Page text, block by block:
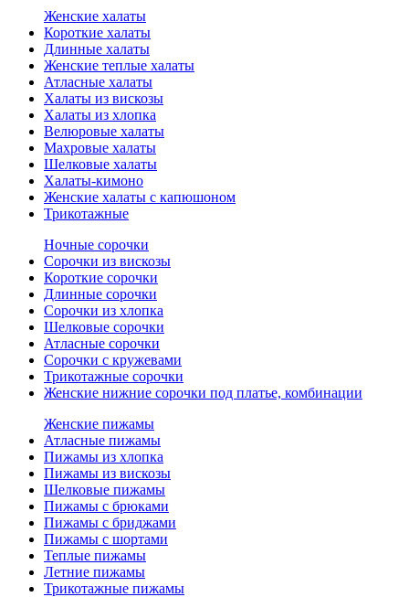
Женские халаты
Короткие халаты
Длинные халаты
Женские теплые халаты
Атласные халаты
Халаты из вискозы
Халаты из хлопка
Велюровые халаты
Махровые халаты
Шелковые халаты
Халаты-кимоно
Женские халаты с капюшоном
Трикотажные
Ночные сорочки
Сорочки из вискозы
Короткие сорочки
Длинные сорочки
Сорочки из хлопка
Шелковые сорочки
Атласные сорочки
Сорочки с кружевами
Трикотажные сорочки
Женские нижние сорочки под платье, комбинации
Женские пижамы
Атласные пижамы
Пижамы из хлопка
Пижамы из вискозы
Шелковые пижамы
Пижамы с брюками
Пижамы с бриджами
Пижамы с шортами
Теплые пижамы
Летние пижамы
Трикотажные пижамы